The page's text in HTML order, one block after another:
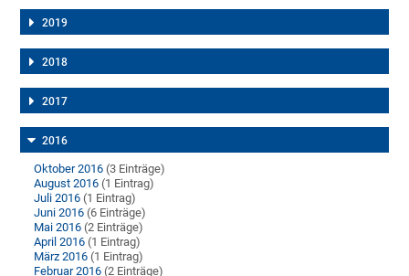
2019
2018
2017
2016
Oktober 2016 (3 Einträge)
August 2016 (1 Eintrag)
Juli 2016 (1 Eintrag)
Juni 2016 (6 Einträge)
Mai 2016 (2 Einträge)
April 2016 (1 Eintrag)
März 2016 (1 Eintrag)
Februar 2016 (2 Einträge)